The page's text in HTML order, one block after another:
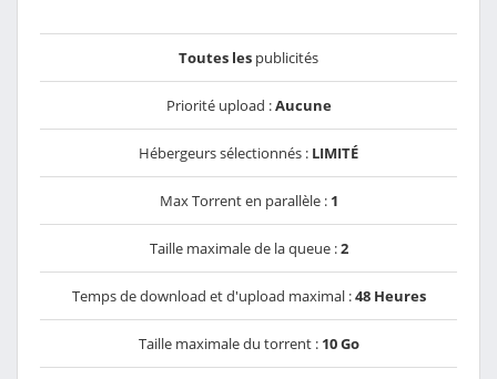
Toutes les publicités
Priorité upload :Aucune
Hébergeurs sélectionnés : LIMITÉ
Max Torrent en parallèle : 1
Taille maximale de la queue :2
Temps de download et d'upload maximal :48 Heures
Taille maximale du torrent : 10 Go